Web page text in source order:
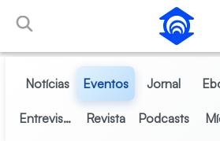
Pular para o Conteúdo principal
Notícias Eventos Jornal
Entrevistas Revista Podcasts